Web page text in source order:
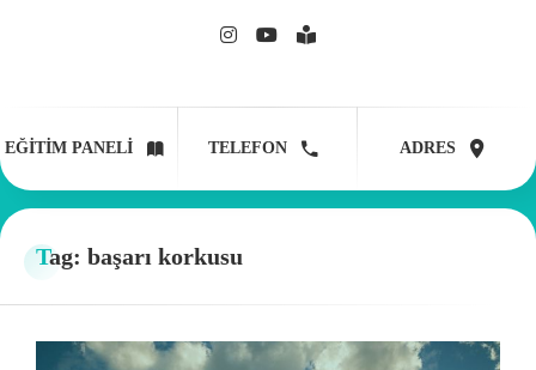
EĞITIM PANELI TELEFON ADRES
Tag: başarı korkusu